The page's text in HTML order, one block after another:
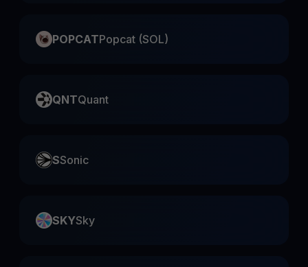
POPCATPopcat (SOL)
QNTQuant
SSonic
SKYSky